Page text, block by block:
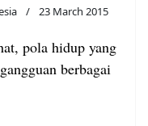
23 March 2015
pola hidup yang
berbagai